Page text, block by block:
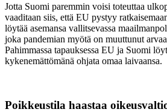
Jotta Suomi paremmin voisi toteuttaa
vaaditaan siis, että EU pystyy
löytää asemansa vallitsevassa
joka pandemian myötä on muuttunut
Pahimmassa tapauksessa EU ja Suomi
kykenemättömänä ohjata omaa laivaansa.
Poikkeustila haastaa